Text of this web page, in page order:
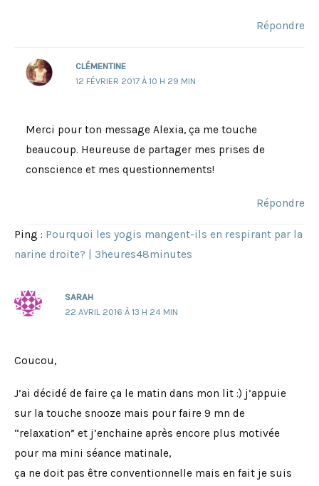
Répondre
CLÉMENTINE
12 FÉVRIER 2017 À 10 H 29 MIN
Merci pour ton message Alexia, ça me touche
beaucoup. Heureuse de partager mes prises de
conscience et mes questionnements!
Répondre
Ping : Pourquoi les yogis mangent-ils en respirant par la
narine droite? | 3heures48minutes
SARAH
22 AVRIL 2016 À 13 H 24 MIN
Coucou,
J’ai décidé de faire ça le matin dans mon lit :) j’appuie
sur la touche snooze mais pour faire 9 mn de
“relaxation” et j’enchaine après encore plus motivée
pour ma mini séance matinale,
ça ne doit pas être conventionnelle mais en fait je suis